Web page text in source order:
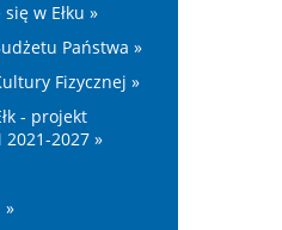
w Ełku »
Państwa »
Fizycznej »
- projekt
2027 »
»